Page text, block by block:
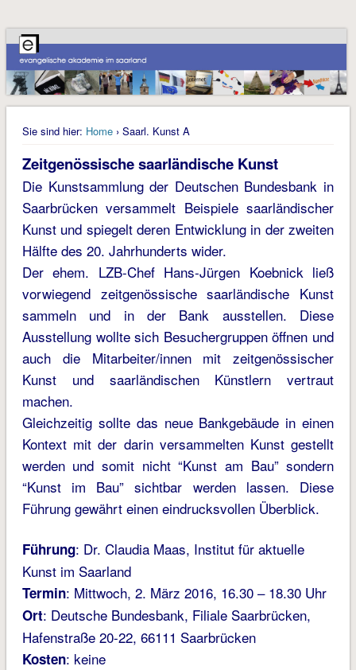
Sie sind hier: Home› Saarl. Kunst A
Zeitgenössische saarländische Kunst
Die Kunstsammlung der Deutschen Bundesbank in
Saarbrücken versammelt Beispiele saarländischer
Kunst und spiegelt deren Entwicklung in der zweiten
Hälfte des 20. Jahrhunderts wider.
Der ehem. LZB-Chef Hans-Jürgen Koebnick ließ
vorwiegend zeitgenössische saarländische Kunst
sammeln und in der Bank ausstellen. Diese
Ausstellung wollte sich Besuchergruppen öffnen und
auch die Mitarbeiter/innen mit zeitgenössischer
Kunst und saarländischen Künstlern vertraut
machen.
Gleichzeitig sollte das neue Bankgebäude in einen
Kontext mit der darin versammelten Kunst gestellt
werden und somit nicht “Kunst am Bau” sondern
“Kunst im Bau” sichtbar werden lassen. Diese
Führung gewährt einen eindrucksvollen Überblick.
Führung: Dr. Claudia Maas, Institut für aktuelle
Kunst im Saarland
Termin: Mittwoch, 2. März 2016, 16.30 – 18.30 Uhr
Ort: Deutsche Bundesbank, Filiale Saarbrücken,
Hafenstraße 20-22, 66111 Saarbrücken
Kosten: keine